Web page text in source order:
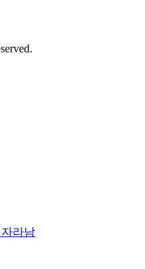
라남